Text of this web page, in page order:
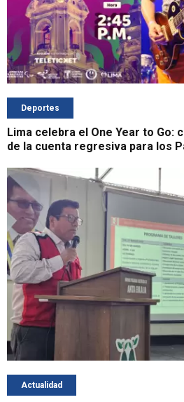
Deportes
Lima celebra el One Year to Go:
de la cuenta regresiva para los
Actualidad